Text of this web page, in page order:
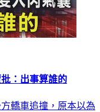
：出事算誰的
轎車追撞，原本以為